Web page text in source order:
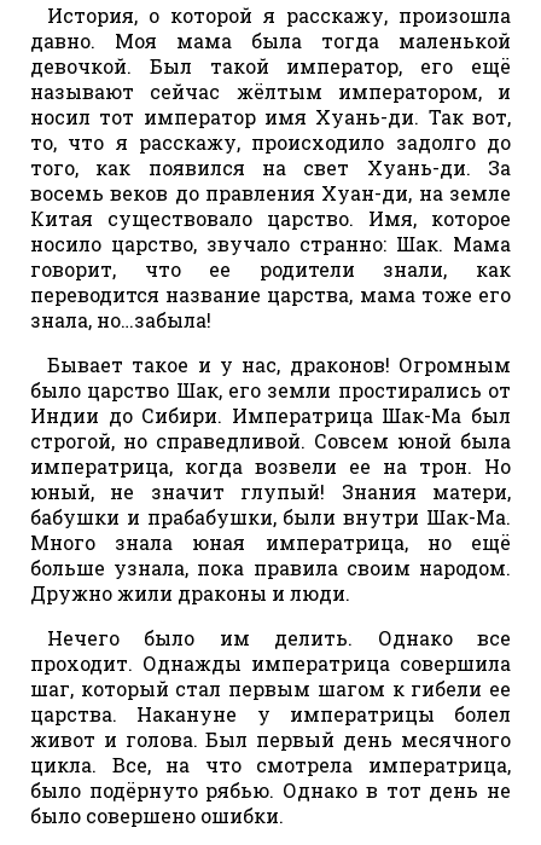
История, о которой я расскажу, произошла
давно. Моя мама была тогда маленькой
девочкой. Был такой император, его ещё
называют сейчас жёлтым императором, и
носил тот император имя Хуань-ди. Так вот,
то, что я расскажу, происходило задолго до
того, как появился на свет Хуань-ди. За
восемь веков до правления Хуан-ди, на земле
Китая существовало царство. Имя, которое
носило царство, звучало странно: Шак. Мама
говорит, что ее родители знали, как
переводится название царства, мама тоже его
знала, но…забыла!
Бывает такое и у нас, драконов! Огромным
было царство Шак, его земли простирались от
Индии до Сибири. Императрица Шак-Ма был
строгой, но справедливой. Совсем юной была
императрица, когда возвели ее на трон. Но
юный, не значит глупый! Знания матери,
бабушки и прабабушки, были внутри Шак-Ма.
Много знала юная императрица, но ещё
больше узнала, пока правила своим народом.
Дружно жили драконы и люди.
Нечего было им делить. Однако все
проходит. Однажды императрица совершила
шаг, который стал первым шагом к гибели ее
царства. Накануне у императрицы болел
живот и голова. Был первый день месячного
цикла. Все, на что смотрела императрица,
было подёрнуто рябью. Однако в тот день не
было совершено ошибки.